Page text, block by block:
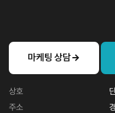
마케팅 상담
상호
주소